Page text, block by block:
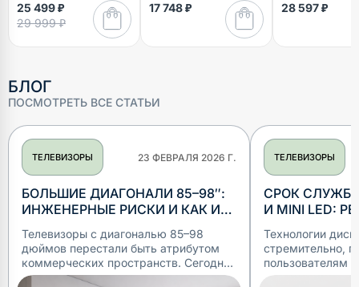
25 499 ₽
29 999 ₽
17 748 ₽ 28 597 ₽
БЛОГ
ПОСМОТРЕТЬ ВСЕ СТАТЬИ
ТЕЛЕВИЗОРЫ 23 ФЕВРАЛЯ 2026 Г.
БОЛЬШИЕ ДИАГОНАЛИ 85–98″:
ИНЖЕНЕРНЫЕ РИСКИ И КАК ИХ
РЕШАТЬ В КВАРТИРЕ
Телевизоры с диагональю 85–98
дюймов перестали быть атрибутом
коммерческих пространств. Сегодня
их всё чаще пытаются вписать в
ТЕЛЕВИЗОРЫ
СРОК
И MINI LED:
Технологии
стремительно,
пользователям